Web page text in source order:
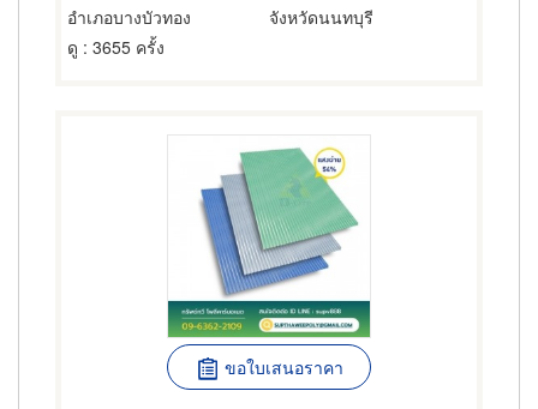
อำเภอบางบัวทอง
จังหวัดนนทบุรี
ดู : 3655 ครั้ง
ขอใบเสนอราคา